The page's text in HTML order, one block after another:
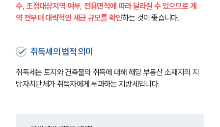
수, 조정대상지역 여부, 전용면적에 따라 달라질 수 있으므로 계
약 전부터 대략적인 세금 규모를 확인하는 것이 좋습니다.
취득세의 법적 의미
취득세는 토지와 건축물의 취득에 대해 해당 부동산 소재지의 지
방자치단체가 취득자에게 부과하는 지방세입니다.